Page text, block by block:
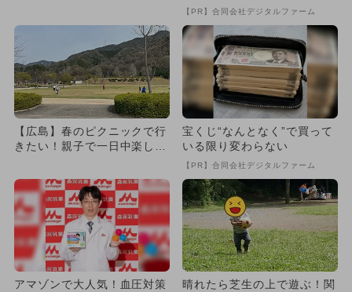
選
【PR】合同会社デジタルファーム
【広島】春のピクニックで行
きたい！親子で一日中楽しめ
宝くじ“なんとなく”で買って
いる限り変わらない
【PR】合同会社デジタルファーム
アマゾンで大人気！血圧対策
晴れたら芝生の上で遊ぶ！関